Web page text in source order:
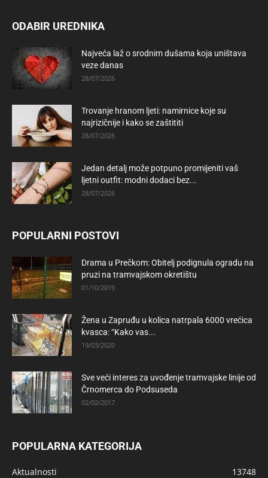
ODABIR UREDNIKA
Najveća laž o srodnim dušama koja uništava
veze danas
28/07/2026
Trovanje hranom ljeti: namirnice koje su
najrizičnije i kako se zaštititi
28/07/2026
Jedan detalj može potpuno promijeniti vaš
ljetni outfit: modni dodaci bez...
28/07/2026
POPULARNI POSTOVI
Drama u Prečkom: Obitelj podignula ogradu na
pruzi na tramvajskom okretištu
01/10/2019
Žena u Zapruđu u kolica natrpala 6000 vrećica
kvasca: “Kako vas...
19/03/2020
Sve veći interes za uvođenje tramvajske linije od
Črnomerca do Podsuseda
02/02/2017
POPULARNA KATEGORIJA
Aktualnosti
13748